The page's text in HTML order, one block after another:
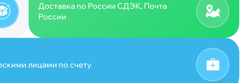
Доставка по России СДЭК, Почта
России
лицами по счету